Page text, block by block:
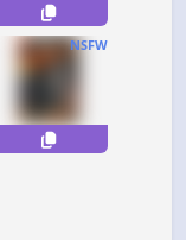
NSFW